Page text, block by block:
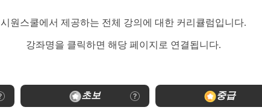
시원스쿨에서 제공하는 전체 강의에 대한 커리큘럼입니다.
강좌명을 클릭하면 해당 페이지로 연결됩니다.
초보 중급